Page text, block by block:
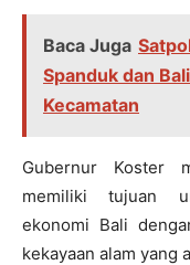
Baca Juga
Spanduk dan
Kecamatan
Gubernur Koster
memiliki tujuan
ekonomi Bali
kekayaan alam yang